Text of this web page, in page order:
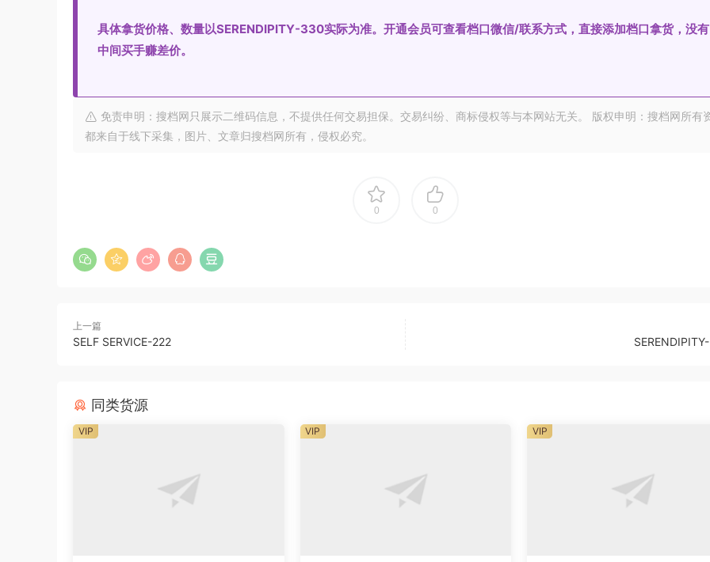
具体拿货价格、数量以SERENDIPITY-330实际为准。开通会员可查看档口微信/联系方式，直接添加档口拿货，没有
中间买手赚差价。
免责申明：搜档网只展示二维码信息，不提供任何交易担保。交易纠纷、商标侵权等与本网站无关。 版权申明：搜档网所有
都来自于线下采集，图片、文章归搜档网所有，侵权必究。
0 0
上一篇
SELF SERVICE-222
同类货源
VIP VIP VIP